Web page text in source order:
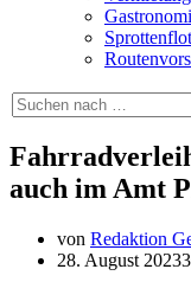
Suchen
nach …
auch im Amt
von Redaktion
28. August 2023